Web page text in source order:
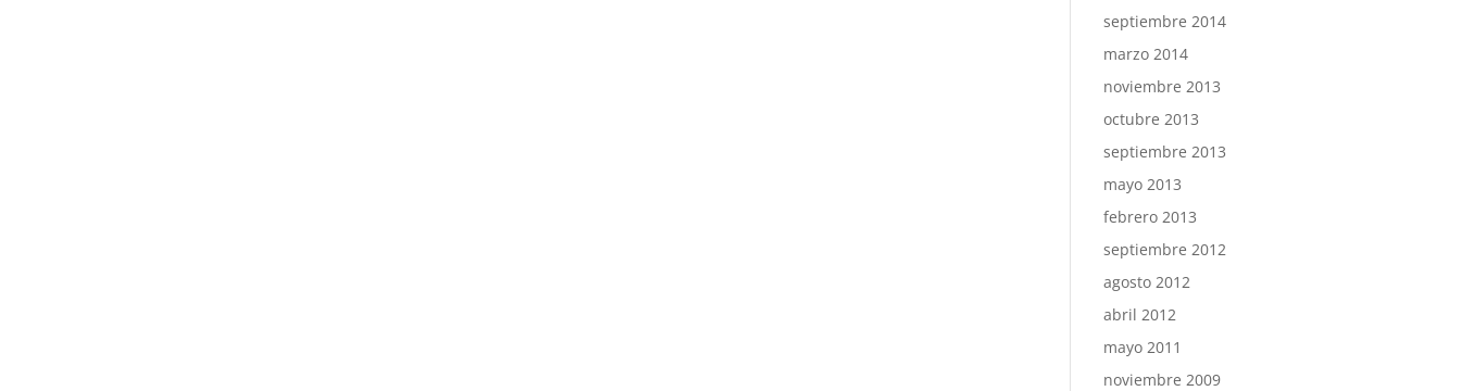
septiembre 2014
marzo 2014
noviembre 2013
octubre 2013
septiembre 2013
mayo 2013
febrero 2013
septiembre 2012
agosto 2012
abril 2012
mayo 2011
noviembre 2009